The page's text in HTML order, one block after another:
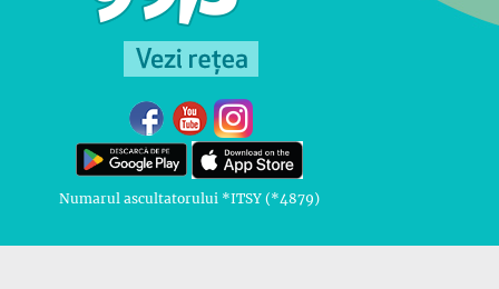
Numarul ascultatorului *ITSY (*4879)